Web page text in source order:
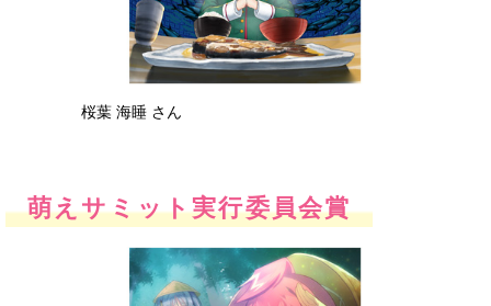
桜葉 海睡 さん
萌えサミット実行委員会賞